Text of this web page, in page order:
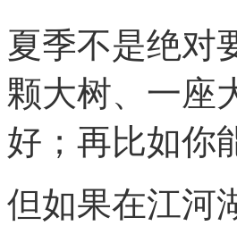
夏季不是绝对
颗大树、一座
好；再比如你
但如果在江河